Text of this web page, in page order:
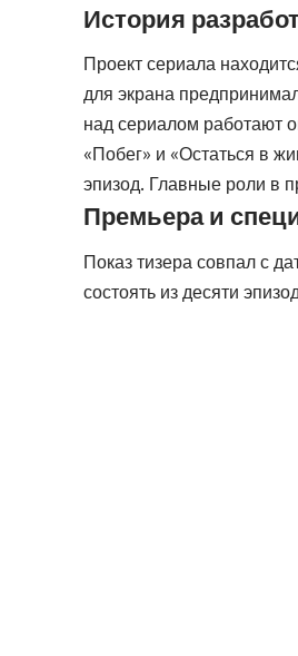
История
Проект сериала
для экрана
над сериалом работают
«Побег» и «Остаться в
эпизод. Главные роли в
Премьера и
Показ тизера совпал с
состоять из десяти